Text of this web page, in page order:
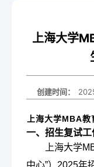
师资学术
学生发展
国际化
上海大学
创建时间：
上海大学MBA
一、招生复试工
上海大学
中心”）2025年